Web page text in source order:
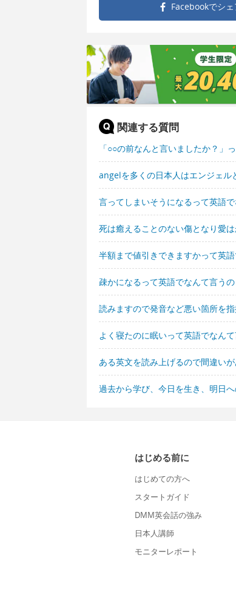
Facebookでシェ
関連する質問
「○○の前なんと言いましたか？」
angelを多くの日本人はエンジェル
言ってしまいそうになるって英語
死は癒えることのない傷となり愛
半額まで値引きできますかって英
疎かになるって英語でなんて言うの
読みますので発音など悪い箇所を
よく寝たのに眠いって英語でなんて
ある英文を読み上げるので間違い
過去から学び、今日を生き、明日
はじめる前に
はじめての方へ
スタートガイド
DMM英会話の強み
日本人講師
モニターレポート